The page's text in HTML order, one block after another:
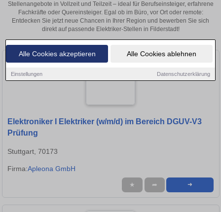
Alle Cookies akzeptieren Alle Cookies ablehnen
Einstellungen Datenschutzerklärung
Stellenangebote in Vollzeit und Teilzeit – ideal für Berufseinsteiger, erfahrene
Fachkräfte oder Quereinsteiger. Egal ob im Büro, vor Ort oder remote:
Entdecken Sie jetzt neue Chancen in Ihrer Region und bewerben Sie sich
direkt auf passende Elektriker-Stellen in Filderstadt!
Elektroniker I Elektriker (w/m/d) im Bereich DGUV-V3
Prüfung
Stuttgart, 70173
Firma:Apleona GmbH
★ ➦ ➜